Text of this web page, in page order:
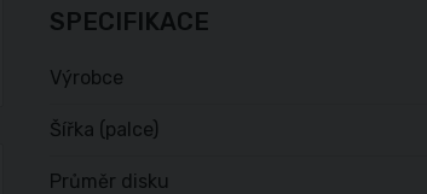
SPECIFIKACE
Výrobce
Šířka (palce)
Průměr disku